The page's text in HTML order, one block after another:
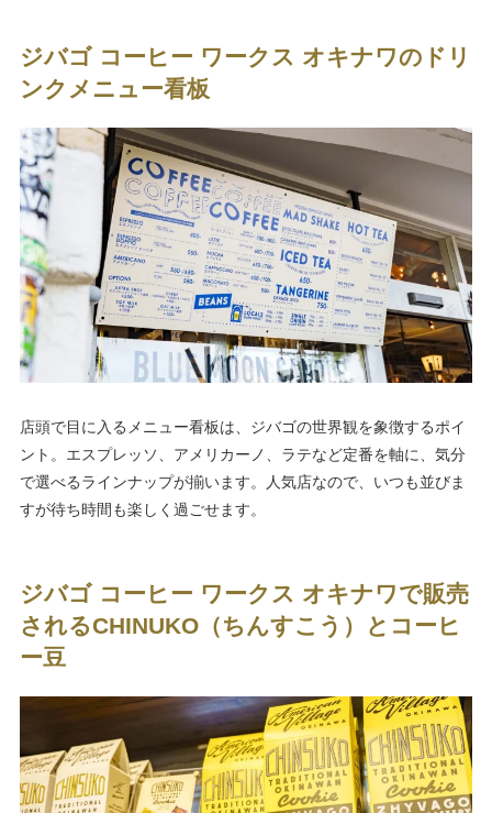
ジバゴ コーヒー ワークス オキナワのドリ
ンクメニュー看板
店頭で目に入るメニュー看板は、ジバゴの世界観を象徴するポイ
ント。エスプレッソ、アメリカーノ、ラテなど定番を軸に、気分
で選べるラインナップが揃います。人気店なので、いつも並びま
すが待ち時間も楽しく過ごせます。
ジバゴ コーヒー ワークス オキナワで販売
されるCHINUKO（ちんすこう）とコーヒ
ー豆